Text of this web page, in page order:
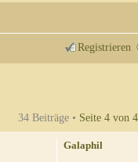
Registrieren
34 Beiträge • Seite 4 von 4
Galaphil